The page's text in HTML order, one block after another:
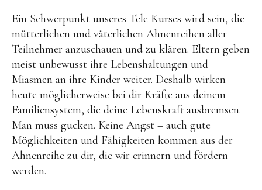
Ein Schwerpunkt unseres Tele Kurses wird sein, die
mütterlichen und väterlichen Ahnenreihen aller
Teilnehmer anzuschauen und zu klären. Eltern geben
meist unbewusst ihre Lebenshaltungen und
Miasmen an ihre Kinder weiter. Deshalb wirken
heute möglicherweise bei dir Kräfte aus deinem
Familiensystem, die deine Lebenskraft ausbremsen.
Man muss gucken. Keine Angst – auch gute
Möglichkeiten und Fähigkeiten kommen aus der
Ahnenreihe zu dir, die wir erinnern und fördern
werden.